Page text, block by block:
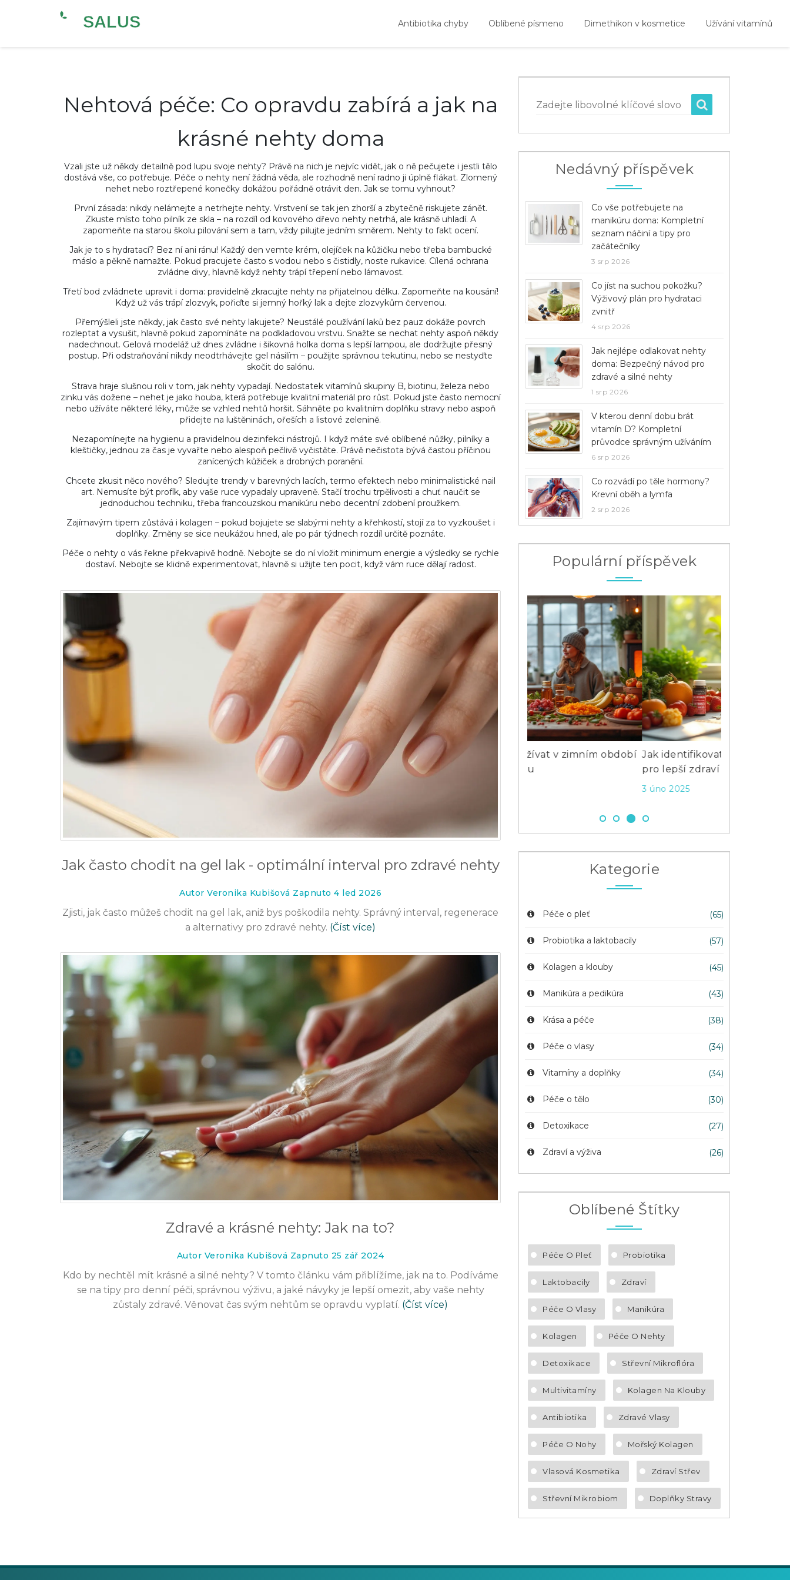
Antibiotika chyby Oblíbené písmeno Dimethikon v kosmetice Užívání vitamínů
Nehtová péče: Co opravdu zabírá a jak na
krásné nehty doma
Vzali jste už někdy detailně pod lupu svoje nehty? Právě na nich je nejvíc vidět, jak o ně pečujete i jestli tělo
dostává vše, co potřebuje. Péče o nehty není žádná věda, ale rozhodně není radno ji úplně flákat. Zlomený
nehet nebo roztřepené konečky dokážou pořádně otrávit den. Jak se tomu vyhnout?
První zásada: nikdy nelámejte a netrhejte nehty. Vrstvení se tak jen zhorší a zbytečně riskujete zánět.
Zkuste místo toho pilník ze skla – na rozdíl od kovového dřevo nehty netrhá, ale krásně uhladí. A
zapomeňte na starou školu pilování sem a tam, vždy pilujte jedním směrem. Nehty to fakt ocení.
Jak je to s hydratací? Bez ní ani ránu! Každý den vemte krém, olejíček na kůžičku nebo třeba bambucké
máslo a pěkně namažte. Pokud pracujete často s vodou nebo s čistidly, noste rukavice. Cílená ochrana
zvládne divy, hlavně když nehty trápí třepení nebo lámavost.
Třetí bod zvládnete upravit i doma: pravidelně zkracujte nehty na přijatelnou délku. Zapomeňte na kousání!
Když už vás trápí zlozvyk, pořiďte si jemný hořký lak a dejte zlozvykům červenou.
Přemýšleli jste někdy, jak často své nehty lakujete? Neustálé používání laků bez pauz dokáže povrch
rozleptat a vysušit, hlavně pokud zapomínáte na podkladovou vrstvu. Snažte se nechat nehty aspoň někdy
nadechnout. Gelová modeláž už dnes zvládne i šikovná holka doma s lepší lampou, ale dodržujte přesný
postup. Při odstraňování nikdy neodtrhávejte gel násilím – použijte správnou tekutinu, nebo se nestyďte
skočit do salónu.
Strava hraje slušnou roli v tom, jak nehty vypadají. Nedostatek vitamínů skupiny B, biotinu, železa nebo
zinku vás dožene – nehet je jako houba, která potřebuje kvalitní materiál pro růst. Pokud jste často nemocní
nebo užíváte některé léky, může se vzhled nehtů horšit. Sáhněte po kvalitním doplňku stravy nebo aspoň
přidejte na luštěninách, ořeších a listové zelenině.
Nezapomínejte na hygienu a pravidelnou dezinfekci nástrojů. I když máte své oblíbené nůžky, pilníky a
kleštičky, jednou za čas je vyvařte nebo alespoň pečlivě vyčistěte. Právě nečistota bývá častou příčinou
zanícených kůžiček a drobných poranění.
Chcete zkusit něco nového? Sledujte trendy v barevných lacích, termo efektech nebo minimalistické nail
art. Nemusíte být profík, aby vaše ruce vypadaly upraveně. Stačí trochu trpělivosti a chuť naučit se
jednoduchou techniku, třeba francouzskou manikúru nebo decentní zdobení proužkem.
Zajímavým tipem zůstává i kolagen – pokud bojujete se slabými nehty a křehkostí, stojí za to vyzkoušet i
doplňky. Změny se sice neukážou hned, ale po pár týdnech rozdíl určitě poznáte.
Péče o nehty o vás řekne překvapivě hodně. Nebojte se do ní vložit minimum energie a výsledky se rychle
dostaví. Nebojte se klidně experimentovat, hlavně si užijte ten pocit, když vám ruce dělají radost.
Jak často chodit na gel lak - optimální interval pro zdravé nehty
Autor Veronika Kubišová Zapnuto 4 led 2026
Zjisti, jak často můžeš chodit na gel lak, aniž bys poškodila nehty. Správný interval, regenerace
a alternativy pro zdravé nehty. (Číst více)
Zdravé a krásné nehty: Jak na to?
Autor Veronika Kubišová Zapnuto 25 zář 2024
Kdo by nechtěl mít krásné a silné nehty? V tomto článku vám přiblížíme, jak na to. Podíváme
se na tipy pro denní péči, správnou výživu, a jaké návyky je lepší omezit, aby vaše nehty
zůstaly zdravé. Věnovat čas svým nehtům se opravdu vyplatí. (Číst více)
Zadejte libovolné klíčové slovo
Nedávný příspěvek
Co vše potřebujete na
manikúru doma: Kompletní
seznam náčiní a tipy pro
začátečníky
3 srp 2026
Co jíst na suchou pokožku?
Výživový plán pro hydrataci
zvnitř
4 srp 2026
Jak nejlépe odlakovat nehty
doma: Bezpečný návod pro
zdravé a silné nehty
1 srp 2026
V kterou denní dobu brát
vitamín D? Kompletní
průvodce správným užíváním
6 srp 2026
Co rozvádí po těle hormony?
Krevní oběh a lymfa
2 srp 2026
Populární příspěvek
střevních potížích?
pro klidný žaludek
Kdy dát psovi probiotika? Průvodce
pro zdravé střeva vašeho mazlíčka
Jaké vitamíny užívat v zimním období
pro lepší imunitu
3 úno 2025
Jak identifikovat nedostatek vitamínů
pro lepší zdraví
Kategorie
Péče o pleť (65)
Probiotika a laktobacily (57)
Kolagen a klouby (45)
Manikúra a pedikúra (43)
Krása a péče (38)
Péče o vlasy (34)
Vitamíny a doplňky (34)
Péče o tělo (30)
Detoxikace (27)
Zdraví a výživa (26)
Oblíbené Štítky
Péče O Pleť Probiotika
Laktobacily Zdraví
Péče O Vlasy Manikúra
Kolagen Péče O Nehty
Detoxikace Střevní Mikroflóra
Multivitamíny Kolagen Na Klouby
Antibiotika Zdravé Vlasy
Péče O Nohy Mořský Kolagen
Vlasová Kosmetika Zdraví Střev
Střevní Mikrobiom Doplňky Stravy